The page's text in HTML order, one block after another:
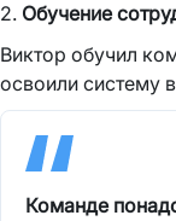
2. Обучение
Виктор обучил
освоили систему
Команде